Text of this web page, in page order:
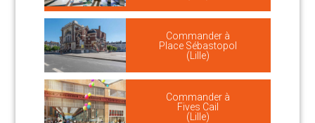
Commander à
Place Sébastopol
(Lille)
Commander à
Fives Cail
(Lille)